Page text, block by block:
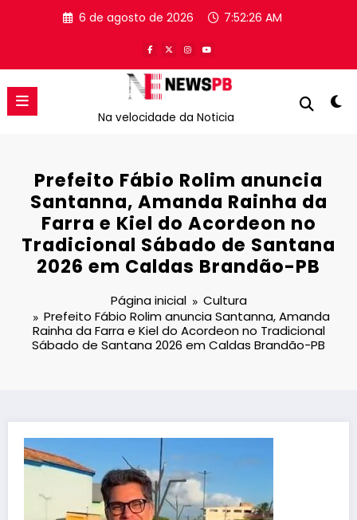
6 de agosto de 2026 7:52:26 AM
Na velocidade da Noticia
Prefeito Fábio Rolim anuncia
Santanna, Amanda Rainha da
Farra e Kiel do Acordeon no
Tradicional Sábado de Santana
2026 em Caldas Brandão-PB
Página inicial
Cultura
Prefeito Fábio Rolim anuncia Santanna, Amanda
Rainha da Farra e Kiel do Acordeon no Tradicional
Sábado de Santana 2026 em Caldas Brandão-PB